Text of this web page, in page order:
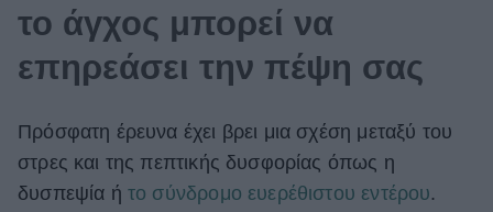
το άγχος μπορεί να
επηρεάσει την πέψη σας
Πρόσφατη έρευνα έχει βρει μια σχέση μεταξύ του
στρες και της πεπτικής δυσφορίας όπως η
δυσπεψία ή το σύνδρομο ευερέθιστου εντέρου.